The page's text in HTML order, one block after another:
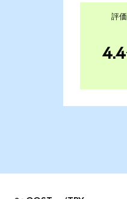
評価
4.4